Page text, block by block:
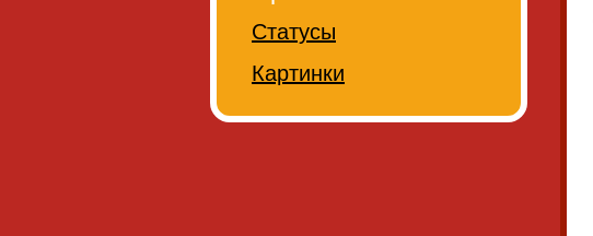
Статусы
Картинки